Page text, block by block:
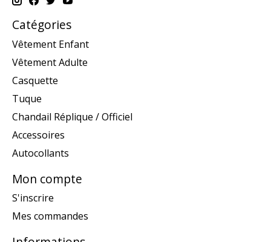
Catégories
Vêtement Enfant
Vêtement Adulte
Casquette
Tuque
Chandail Réplique / Officiel
Accessoires
Autocollants
Mon compte
S'inscrire
Mes commandes